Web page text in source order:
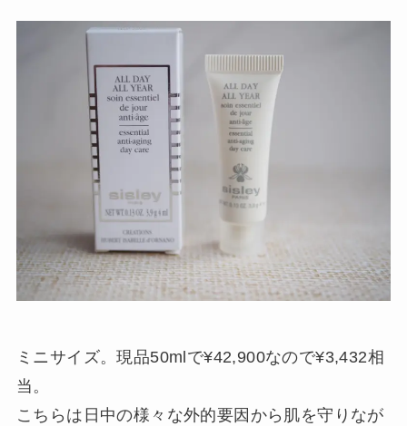
ミニサイズ。現品50mlで¥42,900なので¥3,432相
当。
こちらは日中の様々な外的要因から肌を守りなが